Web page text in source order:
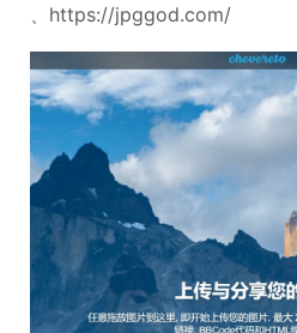
、https://jpggod.com/